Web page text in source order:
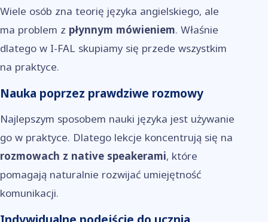
Wiele osób zna teorię języka angielskiego, ale
ma problem z płynnym mówieniem. Właśnie
dlatego w I-FAL skupiamy się przede wszystkim
na praktyce.
Nauka poprzez prawdziwe rozmowy
Najlepszym sposobem nauki języka jest używanie
go w praktyce. Dlatego lekcje koncentrują się na
rozmowach z native speakerami, które
pomagają naturalnie rozwijać umiejętność
komunikacji.